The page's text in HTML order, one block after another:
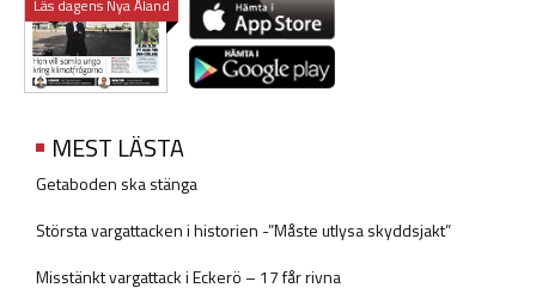
Läs dagens Nya Åland
MEST LÄSTA
Getaboden ska stänga
Största vargattacken i historien -”Måste utlysa skyddsjakt”
Misstänkt vargattack i Eckerö – 17 får rivna